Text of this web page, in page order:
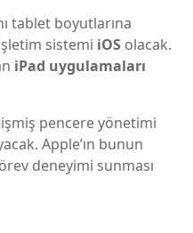
tablet boyutlarına
sistemi iOS olacak.
iPad uygulamaları
pencere yönetimi
Apple’ın bunun
deneyimi sunması